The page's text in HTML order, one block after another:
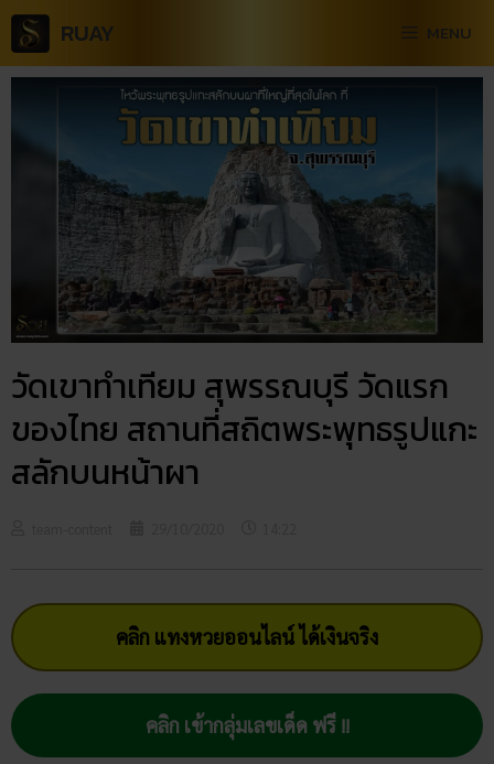
RUAY MENU
วัดเขาทำเทียม สุพรรณบุรี วัดแรก
ของไทย สถานที่สถิตพระพุทธรูปแกะ
สลักบนหน้าผา
คลิก แทงหวยออนไลน์ ได้เงินจริง
คลิก เข้ากลุ่มเลขเด็ด ฟรี !!